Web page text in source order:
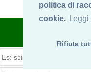
politica di
cookie. Leggi
Rifiuta